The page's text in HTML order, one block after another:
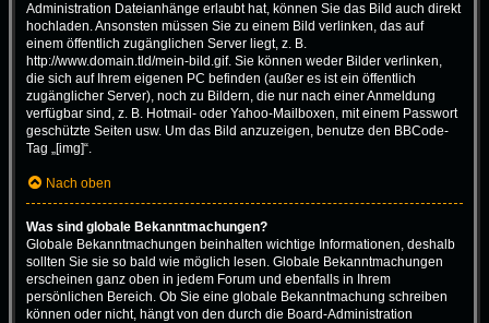
Administration Dateianhänge erlaubt hat, können Sie das Bild auch direkt
hochladen. Ansonsten müssen Sie zu einem Bild verlinken, das auf
einem öffentlich zugänglichen Server liegt, z. B.
http://www.domain.tld/mein-bild.gif. Sie können weder Bilder verlinken,
die sich auf Ihrem eigenen PC befinden (außer es ist ein öffentlich
zugänglicher Server), noch zu Bildern, die nur nach einer Anmeldung
verfügbar sind, z. B. Hotmail- oder Yahoo-Mailboxen, mit einem Passwort
geschützte Seiten usw. Um das Bild anzuzeigen, benutze den BBCode-
Tag „[img]“.
Nach oben
Was sind globale Bekanntmachungen?
Globale Bekanntmachungen beinhalten wichtige Informationen, deshalb
sollten Sie sie so bald wie möglich lesen. Globale Bekanntmachungen
erscheinen ganz oben in jedem Forum und ebenfalls in Ihrem
persönlichen Bereich. Ob Sie eine globale Bekanntmachung schreiben
können oder nicht, hängt von den durch die Board-Administration